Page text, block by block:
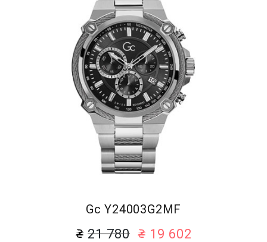
Gc Y24003G2MF
21 780 19 602